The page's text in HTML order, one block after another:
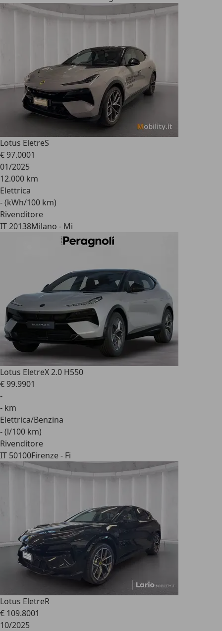
Lotus EletreS
€ 97.0001
01/2025
12.000 km
Elettrica
- (kWh/100 km)
Rivenditore
IT 20138Milano - Mi
Lotus EletreX 2.0 H550
€ 99.9901
-
- km
Elettrica/Benzina
- (l/100 km)
Rivenditore
IT 50100Firenze - Fi
Lotus EletreR
€ 109.8001
10/2025